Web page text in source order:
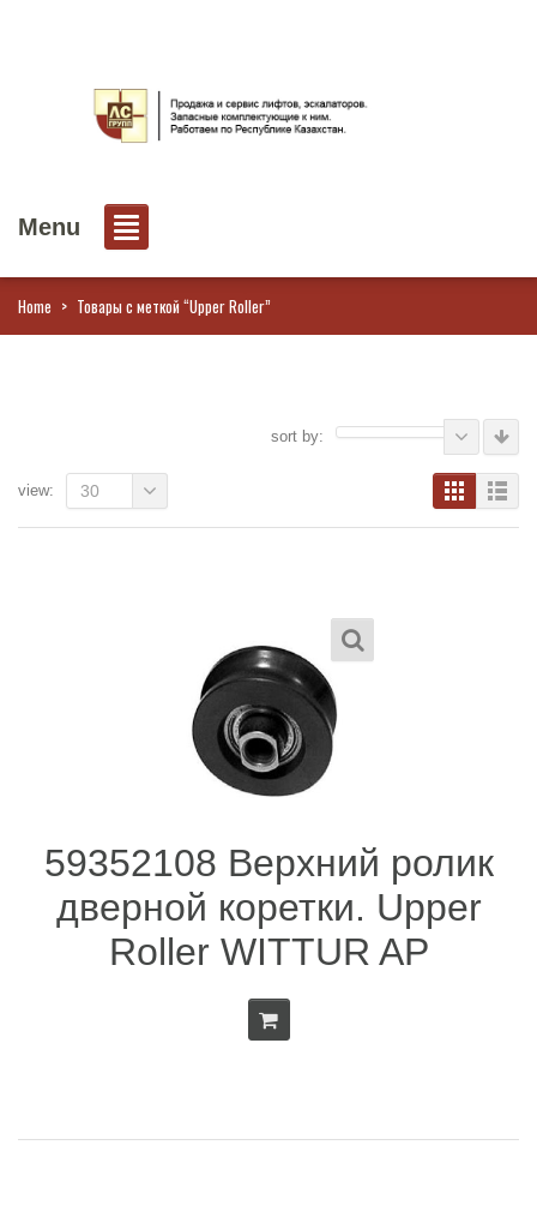
Menu
Home > Товары с меткой “Upper Roller”
sort by:
view: 30
59352108 Верхний ролик
дверной коретки. Upper
Roller WITTUR AP